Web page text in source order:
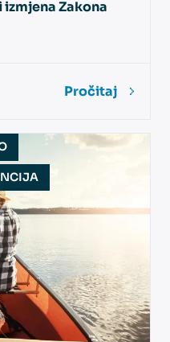
Zakona
Pročitaj